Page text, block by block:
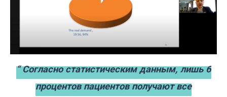
“ Согласно статистическим данным, лишь 6
процентов пациентов получают все